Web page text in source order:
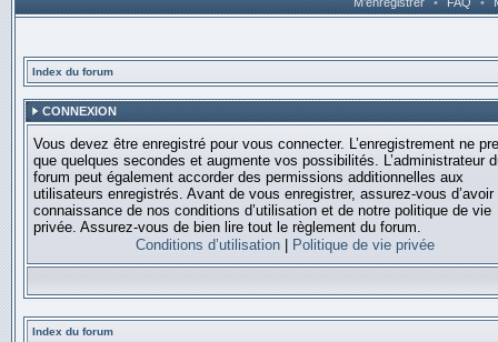
Index du forum
CONNEXION
Vous devez être enregistré pour vous connecter. L’enregistrement ne
que quelques secondes et augmente vos possibilités. L’administrateur
forum peut également accorder des permissions additionnelles aux
utilisateurs enregistrés. Avant de vous enregistrer, assurez-vous d’avoir
connaissance de nos conditions d’utilisation et de notre politique de vie
privée. Assurez-vous de bien lire tout le règlement du forum.
Conditions d’utilisation
Politique de vie privée
Index du forum